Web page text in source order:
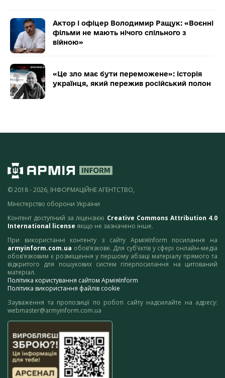
Актор і офіцер Володимир Ращук: «Воєнні
фільми не мають нічого спільного з
війною»
«Це зло має бути переможене»: історія
українця, який пережив російський полон
© 2018 - 2026, ІНФОРМАЦІЙНЕ АГЕНТСТВО,
Міністерство оборони України
Контент доступний за ліцензією Creative Commons Attribution 4.0
International license якщо не зазначено інше.
При використанні контенту з сайту АрміяInform посилання на
armyinform.com.ua обов’язкове. Для суб’єктів у сфері онлайн-медіа
обов’язковим є розміщення у першому абзаці матеріалу прямого та
відкритого для пошукових систем гіперпосилання на цитований
матеріал.
Політика користування сайтом АрміяInform
Політика використання файлів cookie
Зауваження та пропозиції по роботі сайту надсилайте на адресу:
webmaster@armyinform.com.ua